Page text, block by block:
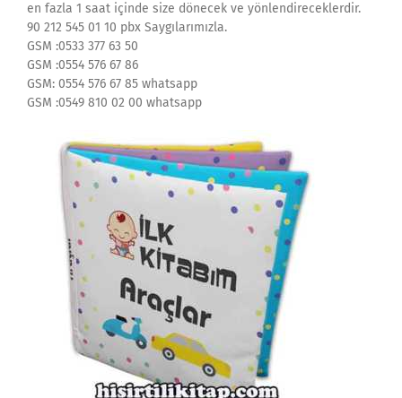
en fazla 1 saat içinde size dönecek ve yönlendireceklerdir.
90 212 545 01 10 pbx Saygılarımızla.
GSM :0533 377 63 50
GSM :0554 576 67 86
GSM: 0554 576 67 85 whatsapp
GSM :0549 810 02 00 whatsapp